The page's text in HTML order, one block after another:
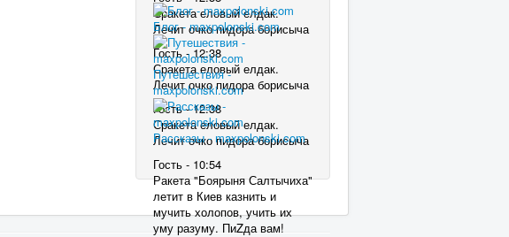
Сракета еловый елдак.
Лечит очко пидора борисыча
Гость - 12:38
Сракета еловый елдак.
Лечит очко пидора борисыча
Гость - 12:38
Сракета еловый елдак.
Лечит очко пидора борисыча
Гость - 10:54
Ракета "Боярыня Салтычиха"
летит в Киев казнить и
мучить холопов, учить их
уму разуму. ПиZда вам!
Блог - maxpolonski.com
Путешествия -
maxpolonski.com
Рассказы - maxpolonski.com